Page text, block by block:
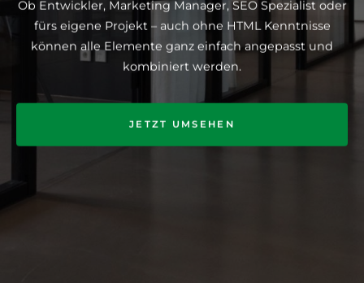
Ob Entwickler, Marketing Manager, SEO Spezialist oder
fürs eigene Projekt – auch ohne HTML Kenntnisse
können alle Elemente ganz einfach angepasst und
kombiniert werden.
JETZT UMSEHEN